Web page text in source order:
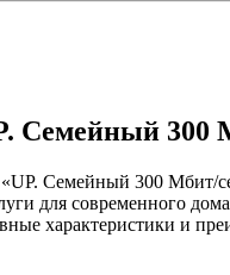
Семейный 300
Семейный 300 Мбит/
для современного
характеристики и